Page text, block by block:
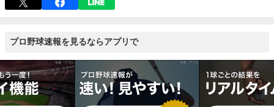
プロ野球速報を見るならアプリで